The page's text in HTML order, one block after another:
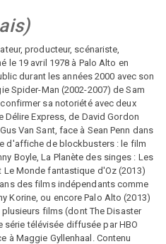
)
producteur, scénariste,
le 19 avril 1978 à Palo Alto en
durant les années 2000 avec son
Spider-Man (2002-2007) de Sam
sa notoriété avec deux
Express, de David Gordon
Van Sant, face à Sean Penn dans
d'affiche de blockbusters : le film
Boyle, La Planète des singes : Les
Le Monde fantastique d'Oz (2013)
des films indépendants comme
Korine, ou encore Palo Alto (2013)
films (dont The Disaster
télévisée diffusée par HBO
à Maggie Gyllenhaal. Contenu